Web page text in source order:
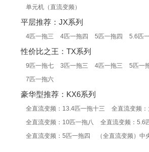
单元机（直流变频）
平层推荐：JX系列
4匹一拖三 4匹一拖四 5匹一拖四 5.6匹
性价比之王：TX系列
9匹一拖七 3匹一拖三 4匹一拖三 5匹一
7匹一拖六
豪华型推荐：KX6系列
全直流变频：13.4匹一拖十三
全直流变频
全直流变频：10匹一拖八
全直流变频：5.6
全直流变频：5匹一拖四
（全直流变频）中